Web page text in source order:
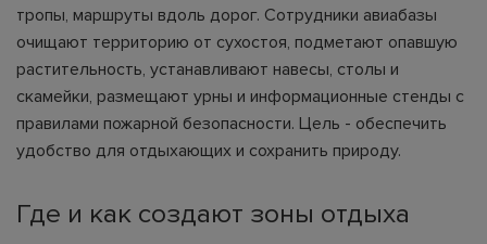
тропы, маршруты вдоль дорог. Сотрудники авиабазы
очищают территорию от сухостоя, подметают опавшую
растительность, устанавливают навесы, столы и
скамейки, размещают урны и информационные стенды с
правилами пожарной безопасности. Цель - обеспечить
удобство для отдыхающих и сохранить природу.
Где и как создают зоны отдыха